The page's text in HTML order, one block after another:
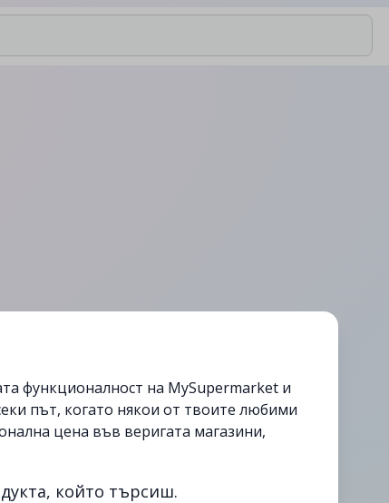
функционалност на MySupermarket и
път, когато някои от твоите любими
цена във веригата магазини,
който търсиш.